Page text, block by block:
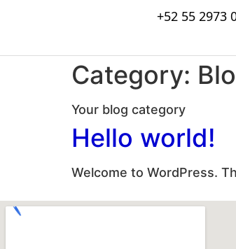
+52 55 2973
Category:
Your blog category
Hello world!
Welcome to WordPress.